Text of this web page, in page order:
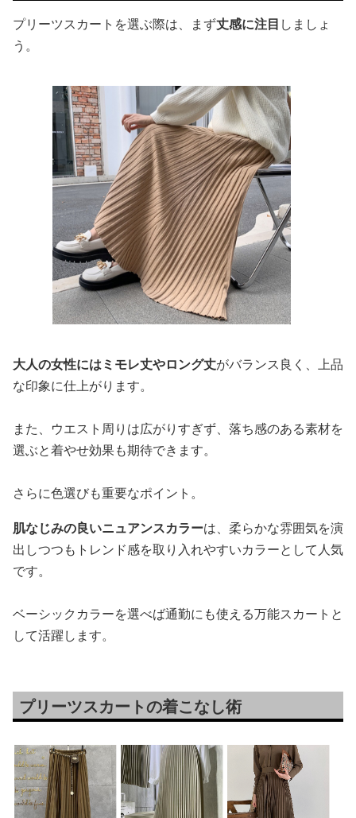
プリーツスカートを選ぶ際は、まず丈感に注目 しましょ
う。
大人の女性にはミモレ丈やロング丈がバランス良く、上品
な印象に仕上がります。
また、ウエスト周りは広がりすぎず、落ち感のある素材を
選ぶと着やせ効果も期待できます。
さらに色選びも重要なポイント。
肌なじみの良いニュアンスカラーは、柔らかな雰囲気を演
出しつつもトレンド感を取り入れやすいカラーとして人気
です。
ベーシックカラーを選べば通勤にも使える万能スカートと
して活躍します。
プリーツスカートの着こなし術